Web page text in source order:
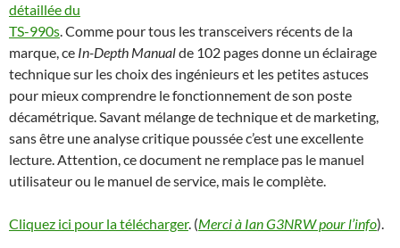
détaillée du
TS-990s. Comme pour tous les transceivers récents de la
marque, ce In-Depth Manualde 102 pages donne un éclairage
technique sur les choix des ingénieurs et les petites astuces
pour mieux comprendre le fonctionnement de son poste
décamétrique. Savant mélange de technique et de marketing,
sans être une analyse critique poussée c’est une excellente
lecture. Attention, ce document ne remplace pas le manuel
utilisateur ou le manuel de service, mais le complète.
Cliquez ici pour la télécharger. (Merci à Ian G3NRW pour l’info).